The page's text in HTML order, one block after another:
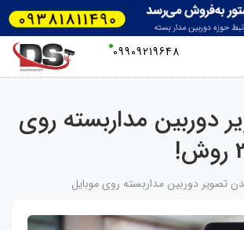
09909219648
دوربین مداربسته روی
تصویر دوربین مداربسته روی موبایل